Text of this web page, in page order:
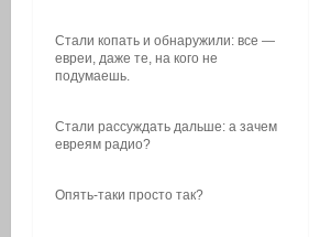
Стали копать и обнаружили: все —
евреи, даже те, на кого не
подумаешь.
Стали рассуждать дальше: а зачем
евреям радио?
Опять-таки просто так?